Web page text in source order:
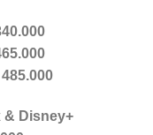
485.000
& Disney+